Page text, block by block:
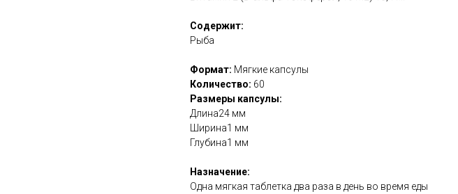
Содержит:
Рыба
Формат: Мягкие капсулы
Количество: 60
Размеры капсулы:
Длина24 мм
Ширина1 мм
Глубина1 мм
Назначение:
Одна мягкая таблетка два раза в день во время еды